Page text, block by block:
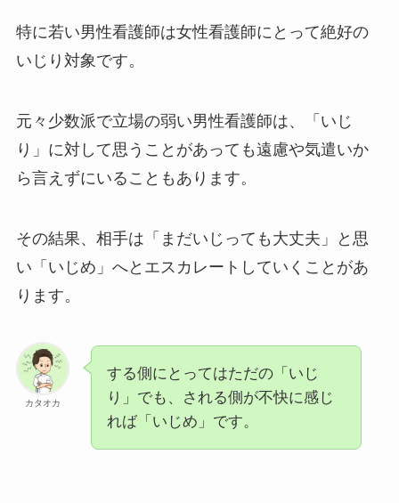
特に若い男性看護師は女性看護師にとって絶好の
いじり対象です。
元々少数派で立場の弱い男性看護師は、「いじ
り」に対して思うことがあっても遠慮や気遣いか
ら言えずにいることもあります。
その結果、相手は「まだいじっても大丈夫」と思
い「いじめ」へとエスカレートしていくことがあ
ります。
カタオカ
する側にとってはただの「いじ
り」でも、される側が不快に感じ
れば「いじめ」です。